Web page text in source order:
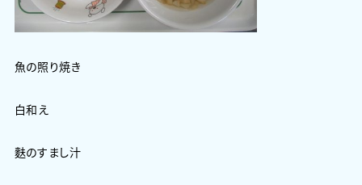
魚の照り焼き
白和え
麩のすまし汁